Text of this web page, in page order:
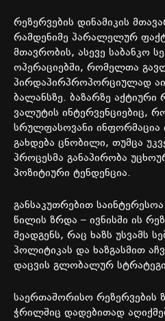
რეზერვების დინამიკის
რამდენიმე პარალელურ
მთავრობის, ასევე საბანკო
ოპერაციებში, რომელთა
პირდაპირპროპორციულად
ბალანსზე. ბაზარზე აქტიური
ვალუტის ინტერვენციებიც,
სრულფასოვანი ინფორმაცია
გახდება ცნობილი, თუმცა
პროცესმა განაპირობა
პოზიტიური ტენდენცია.
განსაკუთრებით საინტერესოა
წილის ზრდა – ივნისში ის
შეადგენს, რაც ხაზს უსვამს
პოლიტიკას და ხაზგასმით
დაცვის გლობალურ
საერთაშორისო რეზერვების
ჭრილშიც დადებითად